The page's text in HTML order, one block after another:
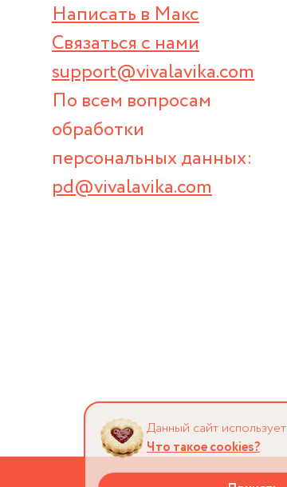
Написать в Макс
Связаться с нами
support@vivalavika.com
По всем вопросам
обработки
персональных данных:
pd@vivalavika.com
Данный сайт использует
Что такое cookies?